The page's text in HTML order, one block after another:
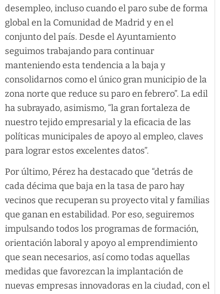
desempleo, incluso cuando el paro sube de forma
global en la Comunidad de Madrid y en el
conjunto del país. Desde el Ayuntamiento
seguimos trabajando para continuar
manteniendo esta tendencia a la baja y
consolidarnos como el único gran municipio de la
zona norte que reduce su paro en febrero”. La edil
ha subrayado, asimismo, “la gran fortaleza de
nuestro tejido empresarial y la eficacia de las
políticas municipales de apoyo al empleo, claves
para lograr estos excelentes datos”.
Por último, Pérez ha destacado que “detrás de
cada décima que baja en la tasa de paro hay
vecinos que recuperan su proyecto vital y familias
que ganan en estabilidad. Por eso, seguiremos
impulsando todos los programas de formación,
orientación laboral y apoyo al emprendimiento
que sean necesarios, así como todas aquellas
medidas que favorezcan la implantación de
nuevas empresas innovadoras en la ciudad, con el